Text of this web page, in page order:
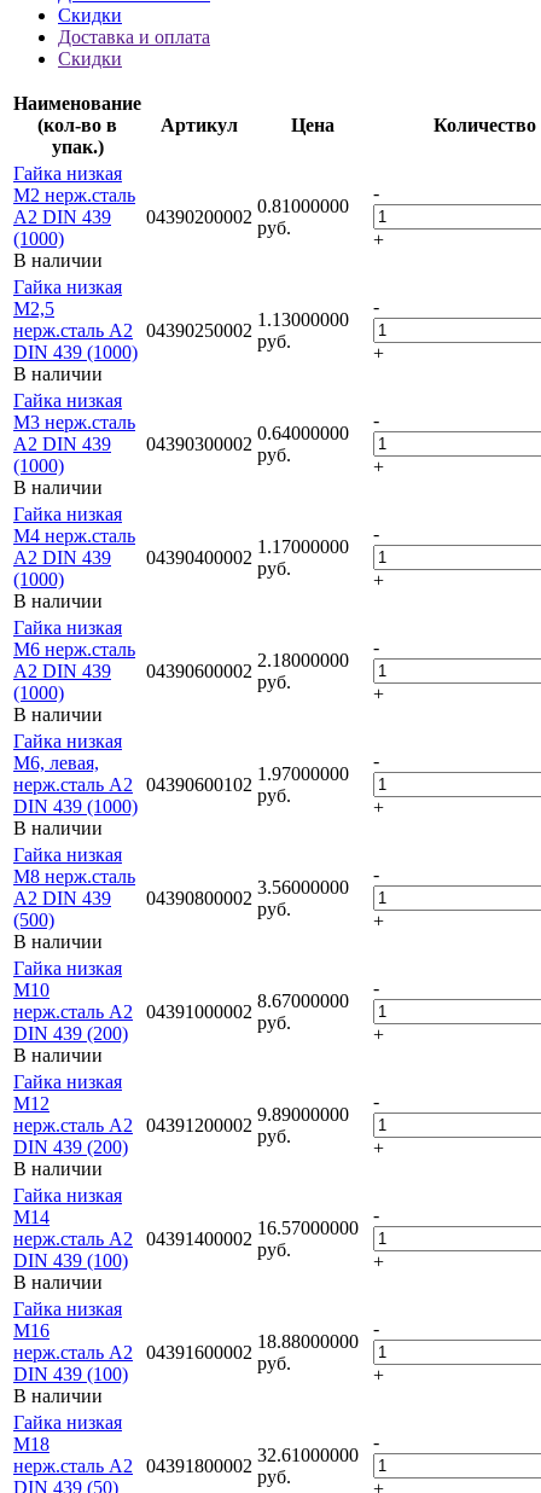
Скидки
Доставка и оплата
Скидки
Наименование
(кол-во в
упак.)
Артикул Цена Количество
Гайка низкая
M2 нерж.сталь
A2 DIN 439
(1000)
В наличии
04390200002
0.81000000
руб.
-
+
Гайка низкая
M2,5
нерж.сталь A2
DIN 439 (1000)
В наличии
04390250002
1.13000000
руб.
-
+
Гайка низкая
M3 нерж.сталь
A2 DIN 439
(1000)
В наличии
04390300002
0.64000000
руб.
-
+
Гайка низкая
M4 нерж.сталь
A2 DIN 439
(1000)
В наличии
04390400002
1.17000000
руб.
-
+
Гайка низкая
M6 нерж.сталь
A2 DIN 439
(1000)
В наличии
04390600002
2.18000000
руб.
-
+
Гайка низкая
M6, левая,
нерж.сталь A2
DIN 439 (1000)
В наличии
04390600102
1.97000000
руб.
-
+
Гайка низкая
M8 нерж.сталь
A2 DIN 439
(500)
В наличии
04390800002
3.56000000
руб.
-
+
Гайка низкая
M10
нерж.сталь A2
DIN 439 (200)
В наличии
04391000002
8.67000000
руб.
-
+
Гайка низкая
M12
нерж.сталь A2
DIN 439 (200)
В наличии
04391200002
9.89000000
руб.
-
+
Гайка низкая
M14
нерж.сталь A2
DIN 439 (100)
В наличии
04391400002
16.57000000
руб.
-
+
Гайка низкая
M16
нерж.сталь A2
DIN 439 (100)
В наличии
04391600002
18.88000000
руб.
-
+
Гайка низкая
M18
нерж.сталь A2
DIN 439 (50)
04391800002
32.61000000
руб.
-
+